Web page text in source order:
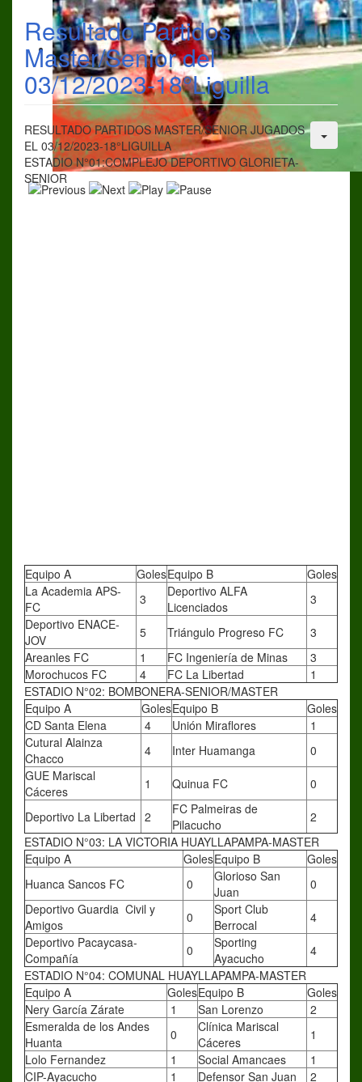
Resultado Partidos
Master/Senior del
03/12/2023-18°Liguilla
RESULTADO PARTIDOS MASTER/SENIOR JUGADOS
EL 03/12/2023-18°LIGUILLA
ESTADIO N°01:COMPLEJO DEPORTIVO GLORIETA-
SENIOR
Equipo A GolesEquipo B
Goles
La Academia APS-
FC
3
Deportivo ALFA
Licenciados
3
Deportivo ENACE-
JOV
5 Triángulo Progreso FC
3
Areanles FC
1 FC Ingeniería de Minas
3
Morochucos FC
4 FC La Libertad
1
ESTADIO N°02: BOMBONERA-SENIOR/MASTER
Equipo A
GolesEquipo B
Goles
CD Santa Elena
4 Unión Miraflores
1
Cutural Alainza
Chacco
4 Inter Huamanga
0
GUE Mariscal
Cáceres
1 Quinua FC 0
Deportivo La Libertad 2
FC Palmeiras de
Pilacucho
2
ESTADIO N°03: LA VICTORIA HUAYLLAPAMPA-MASTER
Equipo A
GolesEquipo B
Goles
Huanca Sancos FC
0
Glorioso San
Juan
0
Deportivo Guardia Civil y
Amigos
0
Sport Club
Berrocal
4
Deportivo Pacaycasa-
Compañía
0
Sporting
Ayacucho
4
ESTADIO N°04: COMUNAL HUAYLLAPAMPA-MASTER
Equipo A
GolesEquipo B
Goles
Nery García Zárate
1 San Lorenzo
2
Esmeralda de los Andes
Huanta
0
Clínica Mariscal
Cáceres
1
Lolo Fernandez
1 Social Amancaes
1
CIP-Ayacucho
1 Defensor San Juan
2